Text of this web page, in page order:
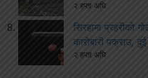
२ हप्ता अघि
सिरहामा प्रहरीको
कारोबारी पक्राउ,
२ हप्ता अघि